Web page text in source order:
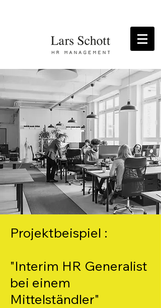
Projektbeispiel :
"Interim HR Generalist
bei einem
Mittelständler"